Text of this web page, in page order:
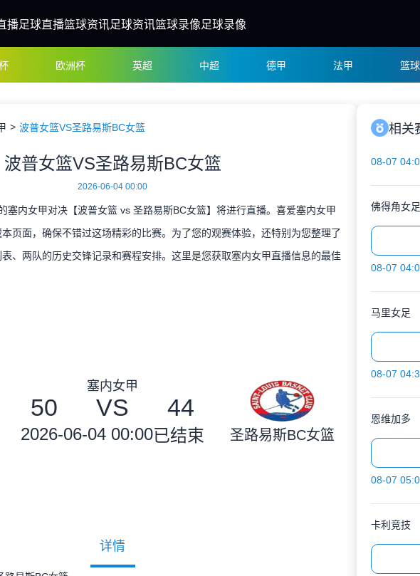
播足球直播篮球资讯足球资讯篮球录像足球录像
欧洲杯 英超 中超 德甲 法甲 篮
波普女篮VS圣路易斯BC女篮
波普女篮VS圣路易斯BC女篮
2026-06-04 00:00
塞内女甲对决【波普女篮 vs 圣路易斯BC女篮】将进行直播。喜爱塞内女甲
页面，确保不错过这场精彩的比赛。为了您的观赛体验，还特别为您整理了
、两队的历史交锋记录和赛程安排。这里是您获取塞内女甲直播信息的最佳
塞内女甲
50 VS 44
2026-06-04 00:00已结束 圣路易斯BC女篮
详情
相关
08-07
佛得角女足
08-07
马里女足
08-07
恩维加多
08-07
卡利竞技